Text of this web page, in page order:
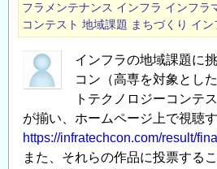
フラメンテナンス インフラ インフラ
コンテスト 地域課題 まちづくり イン
インフラの地域課題に
コン（高専を対象とし
トテクノロジーコンテ
が揃い、ホームページ上で視聴
https://infratechcon.com/result/
また、それらの作品に投票する